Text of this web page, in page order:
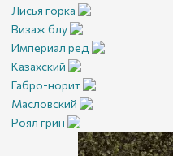
Лисья горка
Визаж блу
Империал ред
Казахский
Габро-норит
Масловский
Роял грин